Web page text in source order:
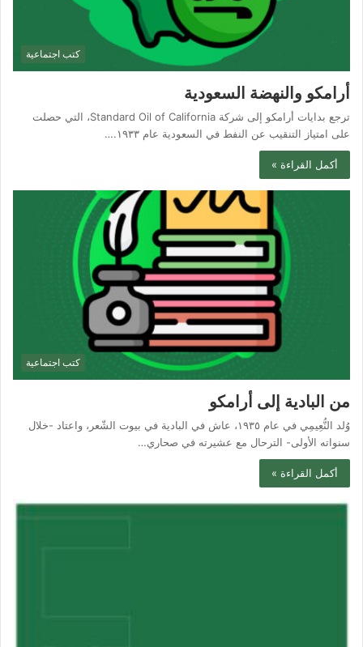
كتب اجتماعية
أرامكو والنهضة السعودية
ترجع بدايات أرامكو إلى شركة Standard Oil of California، التي حصلت
على امتياز التنقيب عن النفط في السعودية عام ١٩٣٣.…
أكمل القراءة »
كتب اجتماعية
من البادية إلى أرامكو
وُلد النُّعِيمِي في عام ١٩٣٥، عاش في البادية في بيوت الشّعر، واعتاد -خلال
سنواته الأولى- الترحال مع عشيرته في صحاري…
أكمل القراءة »